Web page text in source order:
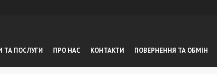
ТА ПОСЛУГИ ПРО НАС КОНТАКТИ ПОВЕРНЕННЯ ТА ОБМIН